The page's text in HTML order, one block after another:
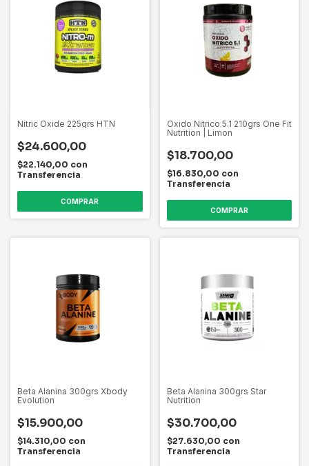
Nitric Oxide 225grs HTN
$24.600,00
$22.140,00 con
Transferencia
Oxido Nitrico 5.1 210grs One Fit
Nutrition | Limon
$18.700,00
$16.830,00 con
Transferencia
Beta Alanina 300grs Xbody
Evolution
$15.900,00
$14.310,00 con
Transferencia
Beta Alanina 300grs Star
Nutrition
$30.700,00
$27.630,00 con
Transferencia